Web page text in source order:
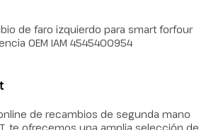
de faro izquierdo para smart forfour
OEM IAM 4545400954
de recambios de segunda mano